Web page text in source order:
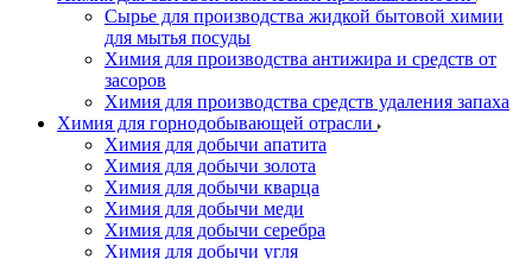
Сырье для производства жидкой бытовой химии
для мытья посуды
Химия для производства антижира и средств от
засоров
Химия для производства средств удаления запаха
Химия для горнодобывающей отрасли
Химия для добычи апатита
Химия для добычи золота
Химия для добычи кварца
Химия для добычи меди
Химия для добычи серебра
Химия для добычи угля